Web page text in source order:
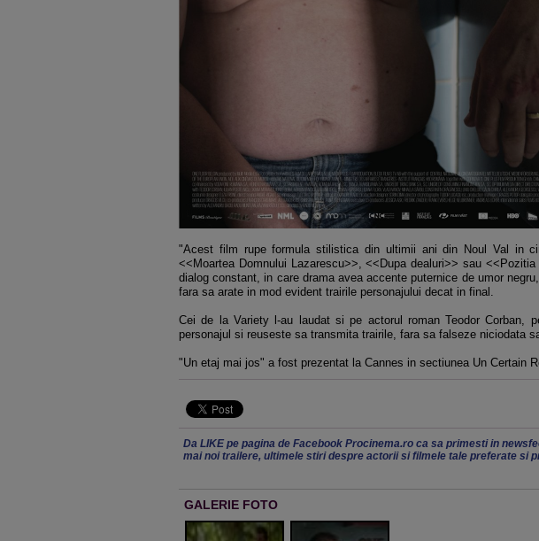
"Acest film rupe formula stilistica din ultimii ani din Noul Val in
<<Moartea Domnului Lazarescu>>, <<Dupa dealuri>> sau
dialog constant, in care drama avea accente puternice de umor
fara sa arate in mod evident trairile personajului decat in final.
Cei de la Variety l-au laudat si pe actorul roman Teodor Corban,
personajul si reuseste sa transmita trairile, fara sa falseze niciodata
"Un etaj mai jos" a fost prezentat la Cannes in sectiunea Un Certain
Da LIKE pe pagina de Facebook Procinema.ro ca sa primesti in
mai noi trailere, ultimele stiri despre actorii si filmele tale preferate si
GALERIE FOTO